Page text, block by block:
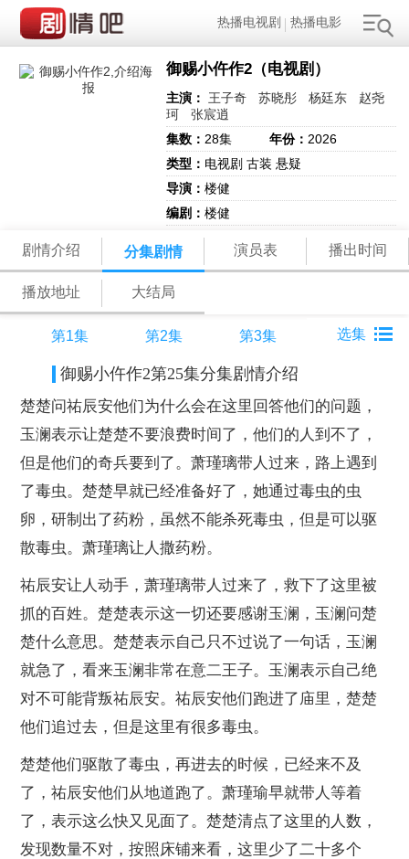
热播电视剧 热播电影
御赐小仵作2（电视剧）
主演： 王子奇 苏晓彤 杨廷东
赵尧
珂
张宸逍
集数： 28集 年份： 2026
类型： 电视剧 古装 悬疑
导演：楼健
编剧：楼健
剧情介绍 分集剧情 演员表 播出时间
播放地址 大结局
第1集 第2集 第3集
御赐小仵作2第25集分集剧情介绍
楚楚问祐辰安他们为什么会在这里回答他们的问题，
玉澜表示让楚楚不要浪费时间了，他们的人到不了，
但是他们的奇兵要到了。萧瑾璃带人过来，路上遇到
了毒虫。楚楚早就已经准备好了，她通过毒虫的虫
卵，研制出了药粉，虽然不能杀死毒虫，但是可以驱
散毒虫。萧瑾璃让人撒药粉。
祐辰安让人动手，萧瑾璃带人过来了，救下了这里被
抓的百姓。楚楚表示这一切还要感谢玉澜，玉澜问楚
楚什么意思。楚楚表示自己只不过说了一句话，玉澜
就急了，看来玉澜非常在意二王子。玉澜表示自己绝
对不可能背叛祐辰安。祐辰安他们跑进了庙里，楚楚
他们追过去，但是这里有很多毒虫。
楚楚他们驱散了毒虫，再进去的时候，已经来不及
了，祐辰安他们从地道跑了。萧瑾瑜早就带人等着
了，表示这么快又见面了。楚楚清点了这里的人数，
发现数量不对，按照床铺来看，这里少了二十多个